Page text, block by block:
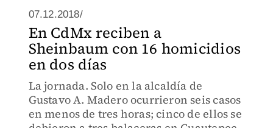
07.12.2018/
En CdMx reciben a
Sheinbaum con 16 homicidios
en dos días
La jornada. Solo en la alcaldía de
Gustavo A. Madero ocurrieron seis casos
en menos de tres horas; cinco de ellos se